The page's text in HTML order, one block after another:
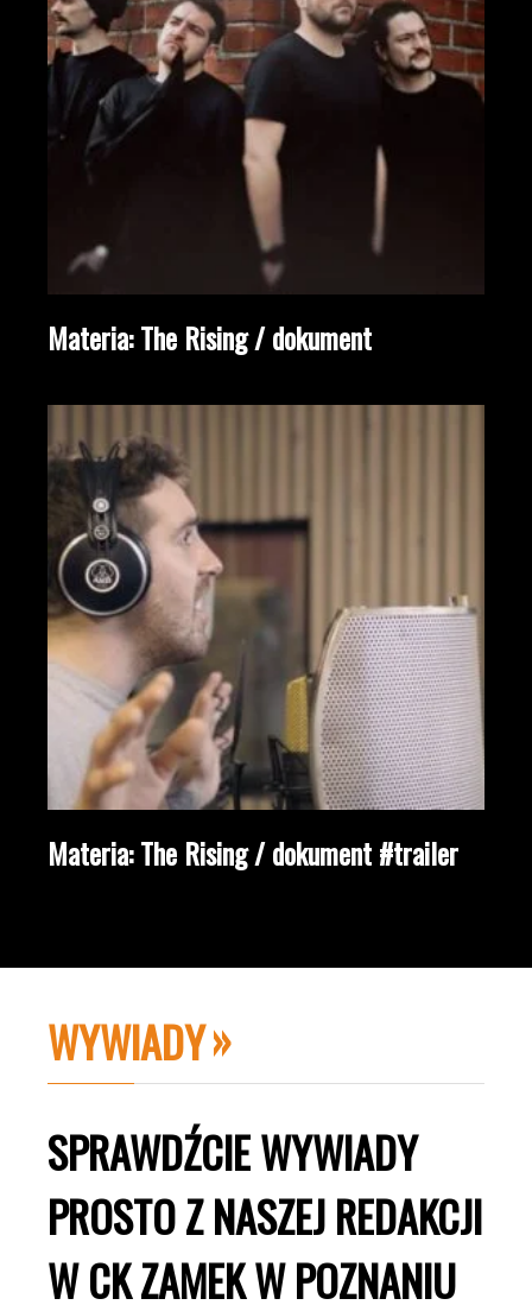
Materia: The Rising / dokument
Materia: The Rising / dokument #trailer
WYWIADY
SPRAWDŹCIE WYWIADY
PROSTO Z NASZEJ REDAKCJI
W CK ZAMEK W POZNANIU